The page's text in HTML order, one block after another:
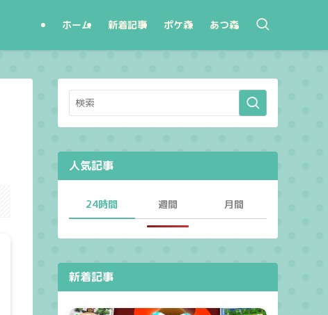
ホーム 新着記事 ポケ森 あつ森
人気記事
24時間 週間 月間
新着記事